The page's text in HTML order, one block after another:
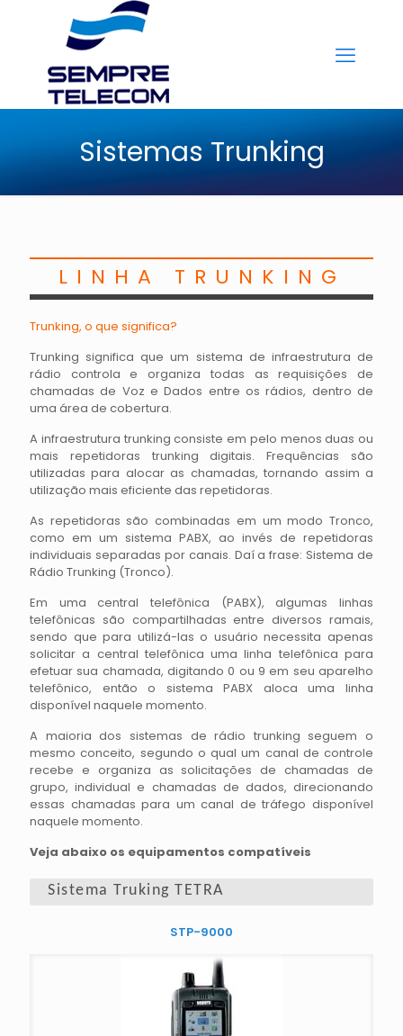
Sistemas Trunking
LINHA TRUNKING
Trunking, o que significa?
Trunking significa que um sistema de infraestrutura de
rádio controla e organiza todas as requisições de
chamadas de Voz e Dados entre os rádios, dentro de
uma área de cobertura.
A infraestrutura trunking consiste em pelo menos duas ou
mais repetidoras trunking digitais. Frequências são
utilizadas para alocar as chamadas, tornando assim a
utilização mais eficiente das repetidoras.
As repetidoras são combinadas em um modo Tronco,
como em um sistema PABX, ao invés de repetidoras
individuais separadas por canais. Daí a frase: Sistema de
Rádio Trunking (Tronco).
Em uma central telefônica (PABX), algumas linhas
telefônicas são compartilhadas entre diversos ramais,
sendo que para utilizá-las o usuário necessita apenas
solicitar a central telefônica uma linha telefônica para
efetuar sua chamada, digitando 0 ou 9 em seu aparelho
telefônico, então o sistema PABX aloca uma linha
disponível naquele momento.
A maioria dos sistemas de rádio trunking seguem o
mesmo conceito, segundo o qual um canal de controle
recebe e organiza as solicitações de chamadas de
grupo, individual e chamadas de dados, direcionando
essas chamadas para um canal de tráfego disponível
naquele momento.
Veja abaixo os equipamentos compatíveis
Sistema Truking TETRA
STP-9000